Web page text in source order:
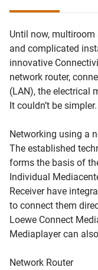
Until now,
and complicated
innovative
network router,
(LAN), the electrical
It couldn’t be simpler.
Networking using a
The established
forms the basis of
Individual
Receiver have
to connect them
Loewe Connect
Mediaplayer can
Network Router